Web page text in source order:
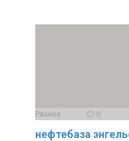
Разное 0
нефтебаза